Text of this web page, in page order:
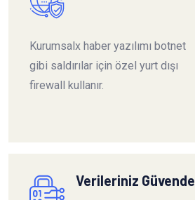
Kurumsalx haber yazılımı botnet
gibi saldırılar için özel yurt dışı
firewall kullanır.
Verileriniz Güvende